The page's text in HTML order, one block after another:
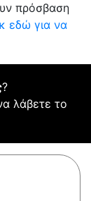
πρόσβαση
εδώ για να
?
λάβετε το